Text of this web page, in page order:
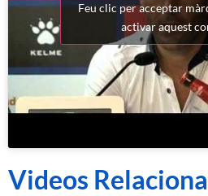
Feu clic per acceptar
activar aquest
Videos